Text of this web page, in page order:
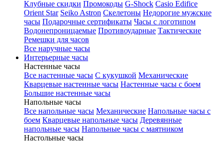
Клубные скидки Промокоды G-Shock Casio Edifice
Orient Star Seiko Astron Скелетоны Недорогие мужские
часы Подарочные сертификаты Часы с логотипом
Водонепроницаемые Противоударные Тактические
Ремешки для часов
Все наручные часы
Интерьерные часы
Настенные часы
Все настенные часы С кукушкой Механические
Кварцевые настенные часы Настенные часы с боем
Большие настенные часы
Напольные часы
Все напольные часы Механические Напольные часы с
боем Кварцевые напольные часы Деревянные
напольные часы Напольные часы с маятником
Настольные часы